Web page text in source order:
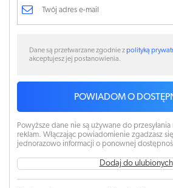
Dane są przetwarzane zgodnie zpolityką
akceptujesz jej postanowienia.
POWIADOM O
Powyższe dane nie są używane do
reklam. Włączając powiadomienie zgadzasz
jednorazowo informacji o ponownej
Dodaj do ulubionych